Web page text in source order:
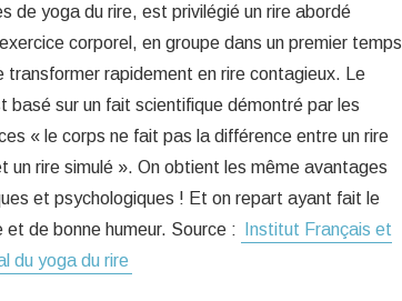
de yoga du rire, est privilégié un rire abordé
corporel, en groupe dans un premier temps
transformer rapidement en rire contagieux. Le
basé sur un fait scientifique démontré par les
« le corps ne fait pas la différence entre un rire
un rire simulé ». On obtient les même avantages
et psychologiques ! Et on repart ayant fait le
et de bonne humeur. Source :
Institut Français et
du yoga du rire